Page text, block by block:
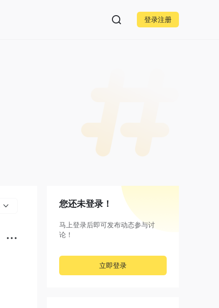
登录注册
您还未登录！
马上登录后即可发布动态参与讨
论！
立即登录